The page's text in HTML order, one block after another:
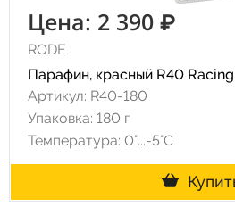
Цена: 2 390 ₽
RODE
Парафин, красный R40
Артикул: R40-180
Упаковка: 180 г
Температура: 0°...-5°С